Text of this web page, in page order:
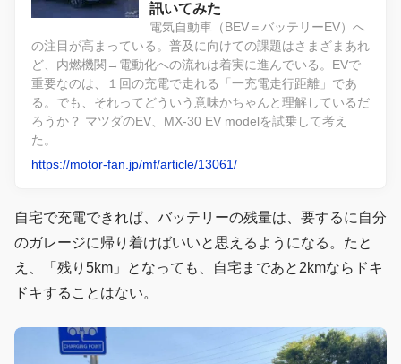
訊いてみた
電気自動車（BEV＝バッテリーEV）へ
の注目が高まっている。普及に向けての課題はさまざまあれ
ど、内燃機関→電動化への流れは着実に進んでいる。EVで
重要なのは、１回の充電で走れる「一充電走行距離」であ
る。でも、それってどういう意味かちゃんと理解しているだ
ろうか？ マツダのEV、MX-30 EV modelを試乗して考え
た。
https://motor-fan.jp/mf/article/13061/
自宅で充電できれば、バッテリーの残量は、要するに自分
のガレージに帰り着けばいいと思えるようになる。たと
え、「残り5km」となっても、自宅まであと2kmならドキ
ドキすることはない。